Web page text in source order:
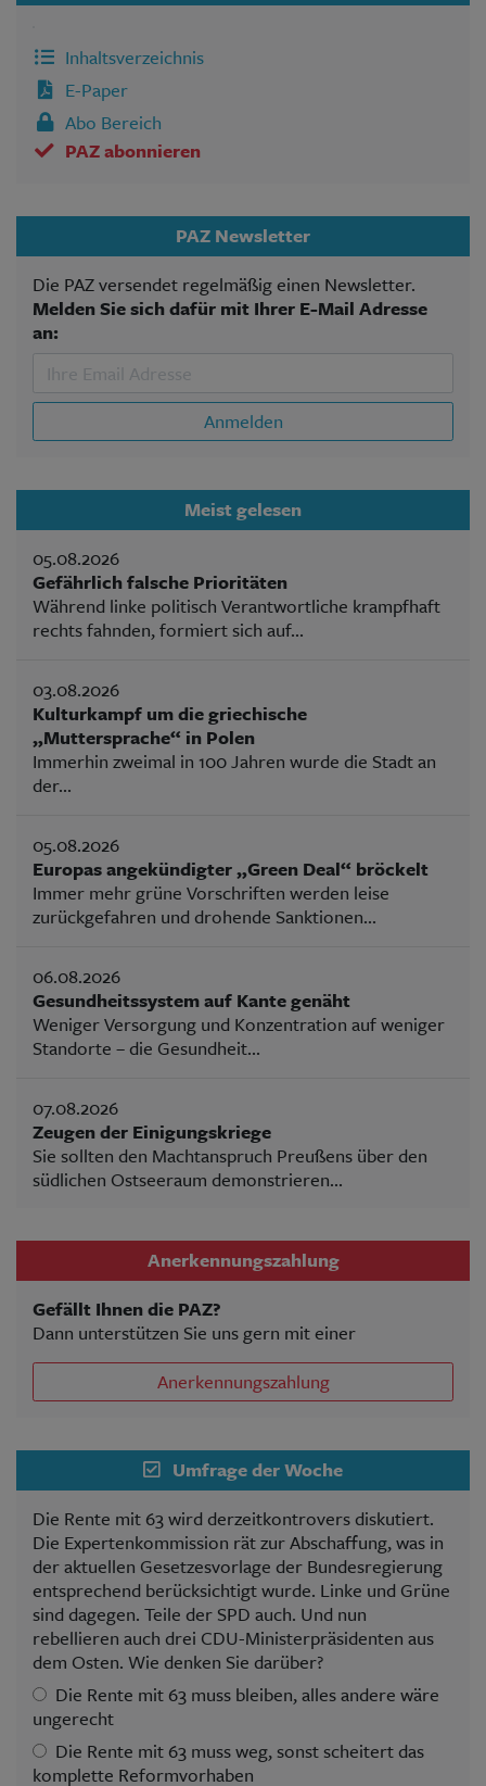
Inhaltsverzeichnis
E-Paper
Abo Bereich
PAZ abonnieren
PAZ Newsletter
Die PAZ versendet regelmäßig einen Newsletter.
Melden Sie sich dafür mit Ihrer E-Mail Adresse
an:
Anmelden
Meist gelesen
05.08.2026
Gefährlich falsche Prioritäten
Während linke politisch Verantwortliche krampfhaft
rechts fahnden, formiert sich auf...
03.08.2026
Kulturkampf um die griechische
„Muttersprache“ in Polen
Immerhin zweimal in 100 Jahren wurde die Stadt an
der...
05.08.2026
Europas angekündigter „Green Deal“ bröckelt
Immer mehr grüne Vorschriften werden leise
zurückgefahren und drohende Sanktionen...
06.08.2026
Gesundheitssystem auf Kante genäht
Weniger Versorgung und Konzentration auf weniger
Standorte – die Gesundheit...
07.08.2026
Zeugen der Einigungskriege
Sie sollten den Machtanspruch Preußens über den
südlichen Ostseeraum demonstrieren...
Anerkennungszahlung
Gefällt Ihnen die PAZ?
Dann unterstützen Sie uns gern mit einer
Anerkennungszahlung
Umfrage der Woche
Die Rente mit 63 wird derzeitkontrovers diskutiert.
Die Expertenkommission rät zur Abschaffung, was in
der aktuellen Gesetzesvorlage der Bundesregierung
entsprechend berücksichtigt wurde. Linke und Grüne
sind dagegen. Teile der SPD auch. Und nun
rebellieren auch drei CDU-Ministerpräsidenten aus
dem Osten. Wie denken Sie darüber?
Die Rente mit 63 muss bleiben, alles andere wäre
ungerecht
Die Rente mit 63 muss weg, sonst scheitert das
komplette Reformvorhaben